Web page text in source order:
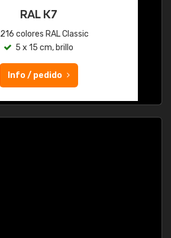
RAL K7
216 colores RAL Classic
5 x 15 cm, brillo
Info / pedido